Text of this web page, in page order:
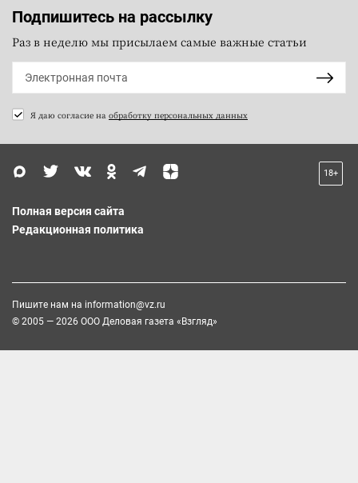
Подпишитесь на рассылку
Раз в неделю мы присылаем самые важные статьи
Я даю согласие на обработку персональных данных
18+
Полная версия сайта
Редакционная политика
Пишите нам на information@vz.ru
© 2005 — 2026 ООО Деловая газета «Взгляд»